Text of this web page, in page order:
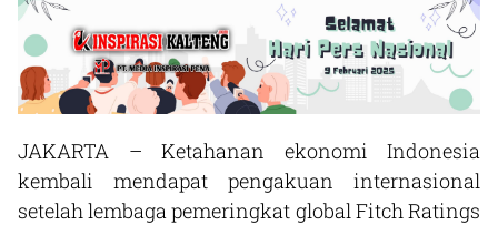
JAKARTA – Ketahanan ekonomi Indonesia
kembali mendapat pengakuan internasional
setelah lembaga pemeringkat global Fitch Ratings